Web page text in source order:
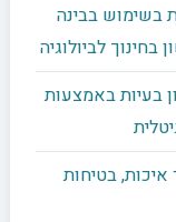
בשימוש בבינה
לביולוגיה
בעיות באמצעות
איכות, בטיחות